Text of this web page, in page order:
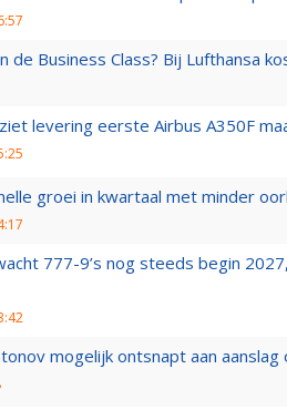
de Business Class? Bij Lufthansa
levering eerste Airbus A350F
groei in kwartaal met minder
777-9’s nog steeds begin
mogelijk ontsnapt aan aanslag